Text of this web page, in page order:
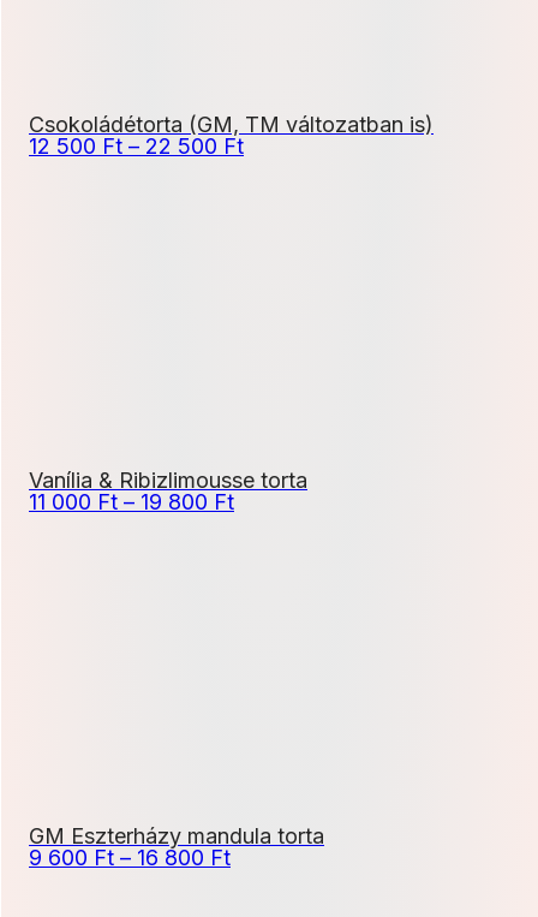
Csokoládétorta (GM, TM változatban is)
12 500 Ft – 22 500 FtÁrtartomány:
Vanília & Ribizlimousse torta
11 000 Ft – 19 800 FtÁrtartomány:
GM Eszterházy mandula torta
9 600 Ft – 16 800 FtÁrtartomány: